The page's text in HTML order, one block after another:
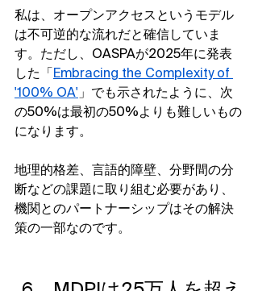
私は、オープンアクセスというモデル
は不可逆的な流れだと確信していま
す。ただし、OASPAが2025年に発表
した「 Embracing the Complexity of
'100% OA'」でも示されたように、次
の50%は最初の50%よりも難しいもの
になります。
地理的格差、言語的障壁、分野間の分
断などの課題に取り組む必要があり、
機関とのパートナーシップはその解決
策の一部なのです。